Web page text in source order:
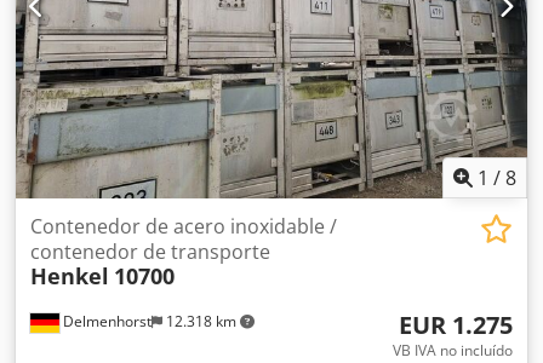
1 /8
Delmenhorst 12.318 km
Contenedor de acero inoxidable /
contenedor de transporte
Henkel 10700
EUR 1.275
VB IVA no incluído